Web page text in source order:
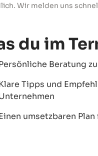
Wir melden uns
du im
Beratung
Tipps und
umsetzbaren